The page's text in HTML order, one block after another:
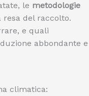
le metodologie
del raccolto.
e quali
abbondante e
climatica: